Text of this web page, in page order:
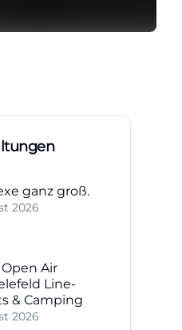
ganz groß.
2026
Air
Line-
& Camping
2026